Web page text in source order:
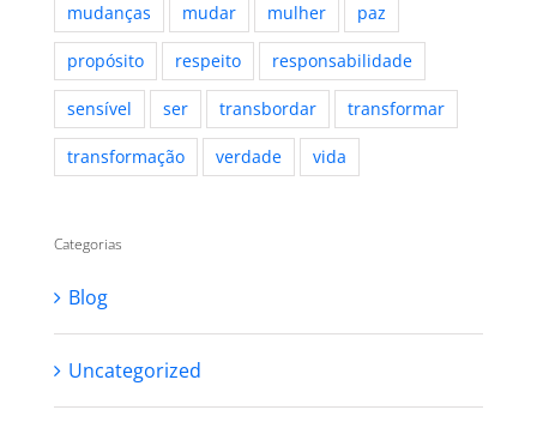
mudanças mudar mulher paz
propósito respeito responsabilidade
sensível ser transbordar transformar
transformação verdade vida
Categorias
Blog
Uncategorized